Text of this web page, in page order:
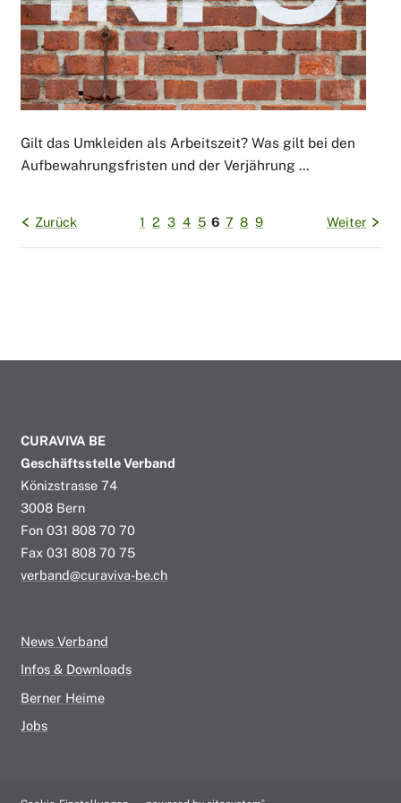
Gilt das Umkleiden als Arbeitszeit? Was gilt bei den
Aufbewahrungsfristen und der Verjährung ...
Zurück 1 2 3 4 5 6 7 8 9 Weiter
CURAVIVA BE
Geschäftsstelle Verband
Könizstrasse 74
3008 Bern
Fon 031 808 70 70
Fax 031 808 70 75
verband@curaviva-be.ch
News Verband
Infos & Downloads
Berner Heime
Jobs
®